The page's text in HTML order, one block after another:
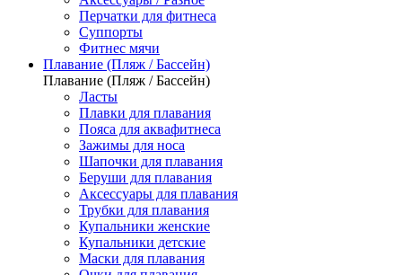
Перчатки для фитнеса
Суппорты
Фитнес мячи
Плавание (Пляж / Бассейн)
Плавание (Пляж / Бассейн)
Ласты
Плавки для плавания
Пояса для аквафитнеса
Зажимы для носа
Шапочки для плавания
Беруши для плавания
Аксессуары для плавания
Трубки для плавания
Купальники женские
Купальники детские
Маски для плавания